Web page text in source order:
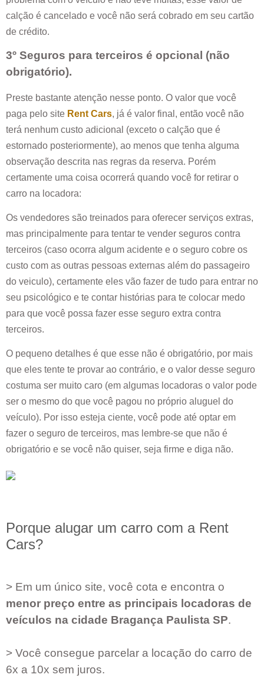
calção é cancelado e você não será cobrado em seu cartão
de crédito.
3º Seguros para terceiros é opcional (não
obrigatório).
Preste bastante atenção nesse ponto. O valor que você
paga pelo site Rent Cars, já é valor final, então você não
terá nenhum custo adicional (exceto o calção que é
estornado posteriormente), ao menos que tenha alguma
observação descrita nas regras da reserva. Porém
certamente uma coisa ocorrerá quando você for retirar o
carro na locadora:
Os vendedores são treinados para oferecer serviços extras,
mas principalmente para tentar te vender seguros contra
terceiros (caso ocorra algum acidente e o seguro cobre os
custo com as outras pessoas externas além do passageiro
do veiculo), certamente eles vão fazer de tudo para entrar no
seu psicológico e te contar histórias para te colocar medo
para que você possa fazer esse seguro extra contra
terceiros.
O pequeno detalhes é que esse não é obrigatório, por mais
que eles tente te provar ao contrário, e o valor desse seguro
costuma ser muito caro (em algumas locadoras o valor pode
ser o mesmo do que você pagou no próprio aluguel do
veículo). Por isso esteja ciente, você pode até optar em
fazer o seguro de terceiros, mas lembre-se que não é
obrigatório e se você não quiser, seja firme e diga não.
Porque alugar um carro com a Rent
Cars?
> Em um único site, você cota e encontra o
menor preço entre as principais locadoras de
veículos na cidade Bragança Paulista SP.
> Você consegue parcelar a locação do carro de
6x a 10x sem juros.